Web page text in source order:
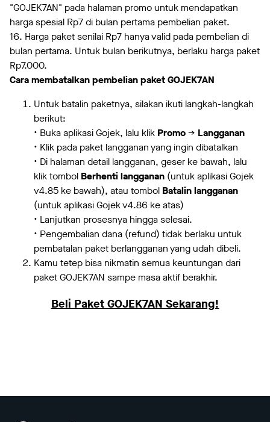
"GOJEK7AN" pada halaman promo untuk mendapatkan
harga spesial Rp7 di bulan pertama pembelian paket.
16. Harga paket senilai Rp7 hanya valid pada pembelian di
bulan pertama. Untuk bulan berikutnya, berlaku harga paket
Rp7.000.
Cara membatalkan pembelian paket GOJEK7AN
Untuk batalin paketnya, silakan ikuti langkah-langkah
berikut:
• Buka aplikasi Gojek, lalu klik Promo→ Langganan
• Klik pada paket langganan yang ingin dibatalkan
• Di halaman detail langganan, geser ke bawah, lalu
klik tombol Berhenti langganan (untuk aplikasi Gojek
v4.85 ke bawah), atau tombol Batalin langganan
(untuk aplikasi Gojek v4.86 ke atas)
• Lanjutkan prosesnya hingga selesai.
• Pengembalian dana (refund) tidak berlaku untuk
pembatalan paket berlangganan yang udah dibeli.
Kamu tetep bisa nikmatin semua keuntungan dari
paket GOJEK7AN sampe masa aktif berakhir.
Beli Paket GOJEK7AN Sekarang!